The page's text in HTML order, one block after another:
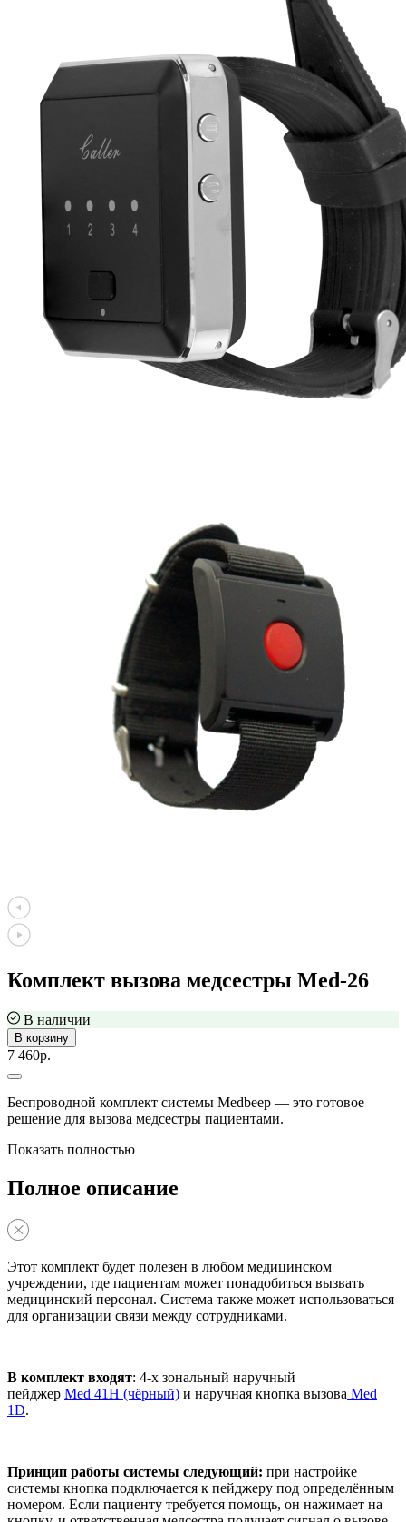
Комплект вызова медсестры Med-26
В наличии
В корзину
7 460р.
Беспроводной комплект системы Medbeep — это готовое
решение для вызова медсестры пациентами.
Показать полностью
Полное описание
Этот комплект будет полезен в любом медицинском
учреждении, где пациентам может понадобиться вызвать
медицинский персонал. Система также может использоваться
для организации связи между сотрудниками.
В комплект входят: 4-х зональный наручный
пейджер Med 41Н (чёрный) и наручная кнопка вызова Med
1D.
Принцип работы системы следующий: при настройке
системы кнопка подключается к пейджеру под определённым
номером. Если пациенту требуется помощь, он нажимает на